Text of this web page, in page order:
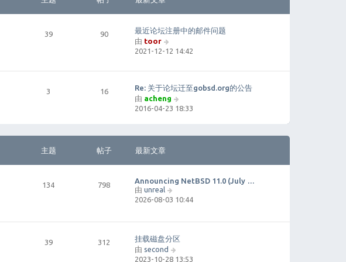
39 90
最近论坛注册中的邮件问题
由 toor
看
新
帖
子
2021-12-12 14:42
3 16
Re: 关于论坛迁至gobsd.org的公告
由 acheng
看
2016-04-23 18:33
主题 帖子 最新文章
134 798
Announcing NetBSD 11.0 (July …
由 unreal
看
新
子
2026-08-03 10:44
39 312
挂载磁盘分区
由 second
看
2023-10-28 13:53